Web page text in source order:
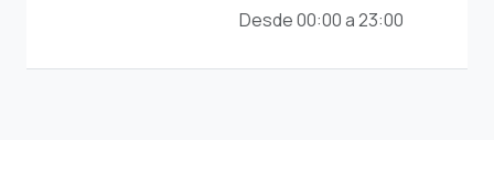
Desde 00:00 a 23:00